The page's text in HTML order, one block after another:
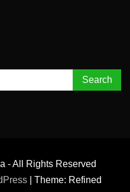
- All Rights Reserved
Theme: Refined